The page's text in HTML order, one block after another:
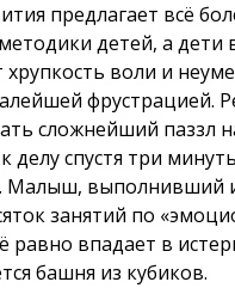
предлагает всё
детей, а дети
воли и
фрустрацией.
сложнейший паззл
делу спустя три
Малыш, выполнивший
занятий по
равно впадает в
башня из кубиков.